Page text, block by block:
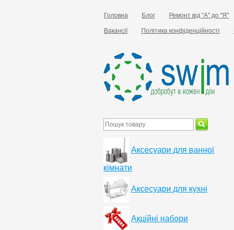
Головна Блог Ремонт від "А" до "Я"
Вакансії Політика конфіденційності
Аксесуари для ванної
кімнати
Аксесуари для кухні
Акційні набори